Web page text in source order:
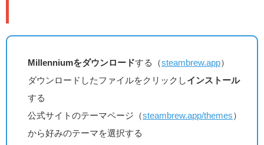
Millenniumをダウンロードする（steambrew.app）
ダウンロードしたファイルをクリックし インストール
する
公式サイトのテーマページ（steambrew.app/themes ）
から好みのテーマを選択する